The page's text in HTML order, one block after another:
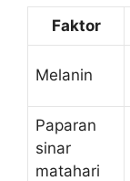
Faktor
Melanin
Paparan
sinar
matahari